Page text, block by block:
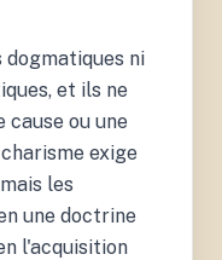
dogmatiques ni
et ils ne
cause ou une
exige
les
une doctrine
l'acquisition